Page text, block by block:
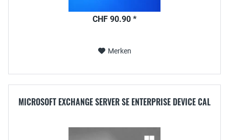
CHF 90.90 *
Merken
MICROSOFT EXCHANGE SERVER SE ENTERPRISE DEVICE CAL